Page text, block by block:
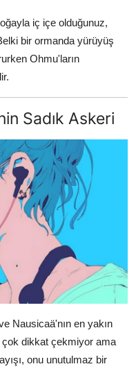
iç içe olduğunuz,
bir ormanda yürüyüş
Ohmu'ların
Sadık Askeri
Nausicaä'nın en yakın
çok dikkat çekmiyor ama
onu unutulmaz bir